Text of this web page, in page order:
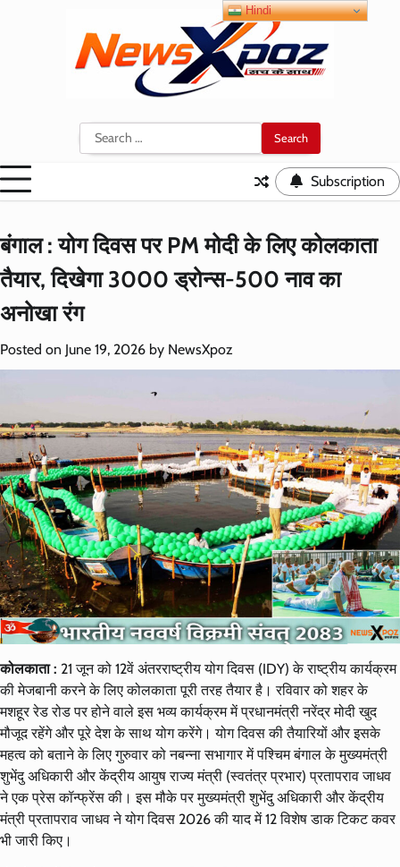
Search
for:
Subscription
बंगाल : योग दिवस पर PM मोदी के लिए कोलकाता
तैयार, दिखेगा 3000 ड्रोन्स-500 नाव का
अनोखा रंग
Posted on June 19, 2026 by NewsXpoz
कोलकाता : 21 जून को 12वें अंतरराष्ट्रीय योग दिवस (IDY) के राष्ट्रीय कार्यक्रम
की मेजबानी करने के लिए कोलकाता पूरी तरह तैयार है। रविवार को शहर के
मशहूर रेड रोड पर होने वाले इस भव्य कार्यक्रम में प्रधानमंत्री नरेंद्र मोदी खुद
मौजूद रहेंगे और पूरे देश के साथ योग करेंगे। योग दिवस की तैयारियों और इसके
महत्व को बताने के लिए गुरुवार को नबन्ना सभागार में पश्चिम बंगाल के मुख्यमंत्री
शुभेंदु अधिकारी और केंद्रीय आयुष राज्य मंत्री (स्वतंत्र प्रभार) प्रतापराव जाधव
ने एक प्रेस कॉन्फ्रेंस की। इस मौके पर मुख्यमंत्री शुभेंदु अधिकारी और केंद्रीय
मंत्री प्रतापराव जाधव ने योग दिवस 2026 की याद में 12 विशेष डाक टिकट कवर
भी जारी किए।
Hindi